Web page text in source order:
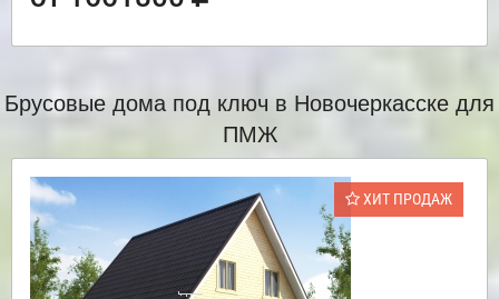
Брусовые дома под ключ в Новочеркасске для
ПМЖ
ХИТ ПРОДАЖ